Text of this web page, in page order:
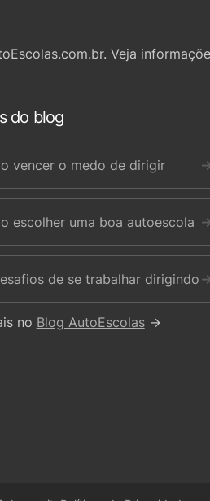
Veja
do blog
vencer o medo de dirigir
escolher uma boa autoescola
de se trabalhar dirigindo
no Blog AutoEscolas→